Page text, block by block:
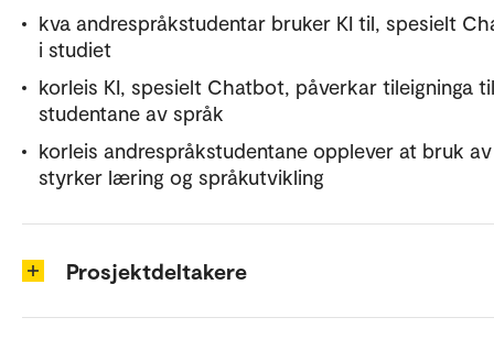
kva andrespråkstudentar bruker KI til, spesielt
i studiet
korleis KI, spesielt Chatbot, påverkar tileigninga til
studentane av språk
korleis andrespråkstudentane opplever at bruk av
styrker læring og språkutvikling
Prosjektdeltakere